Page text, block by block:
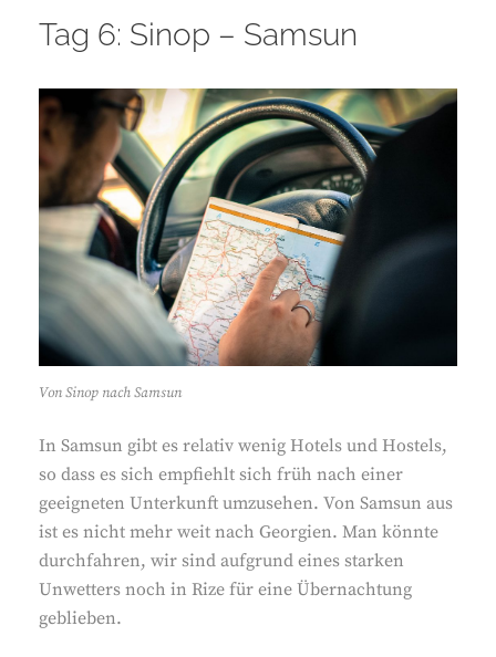
Tag 6: Sinop – Samsun
Von Sinop nach Samsun
In Samsun gibt es relativ wenig Hotels und Hostels,
so dass es sich empfiehlt sich früh nach einer
geeigneten Unterkunft umzusehen. Von Samsun aus
ist es nicht mehr weit nach Georgien. Man könnte
durchfahren, wir sind aufgrund eines starken
Unwetters noch in Rize für eine Übernachtung
geblieben.